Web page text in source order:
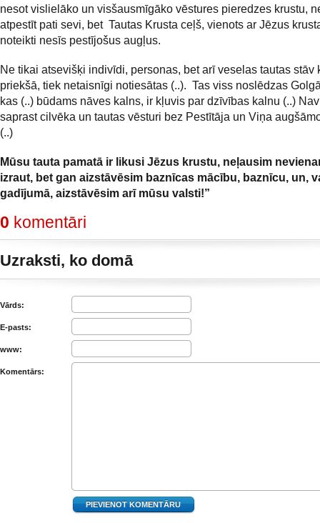
nesot vislielāko un visšausmīgāko vēstures pieredzes krustu,
atpestīt pati sevi, bet Tautas Krusta ceļš, vienots ar Jēzus
noteikti nesīs pestījošus augļus.
Ne tikai atsevišķi indivīdi, personas, bet arī veselas tautas stāv
priekšā, tiek netaisnīgi notiesātas (..). Tas viss noslēdzas
kas (..) būdams nāves kalns, ir kļuvis par dzīvības kalnu (..)
saprast cilvēka un tautas vēsturi bez Pestītāja un Viņa
(..)
Mūsu tauta pamatā ir likusi Jēzus krustu, neļausim
izraut, bet gan aizstāvēsim baznīcas mācību, baznīcu, un,
gadījumā, aizstāvēsim arī mūsu valsti!”
0 komentāri
Uzraksti, ko domā
Vārds:
E-pasts:
www:
Komentārs: